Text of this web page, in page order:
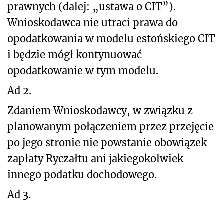
prawnych (dalej: „ustawa o CIT”).
Wnioskodawca nie utraci prawa do
opodatkowania w modelu estońskiego CIT
i będzie mógł kontynuować
opodatkowanie w tym modelu.
Ad 2.
Zdaniem Wnioskodawcy, w związku z
planowanym połączeniem przez przejęcie
po jego stronie nie powstanie obowiązek
zapłaty Ryczałtu ani jakiegokolwiek
innego podatku dochodowego.
Ad 3.